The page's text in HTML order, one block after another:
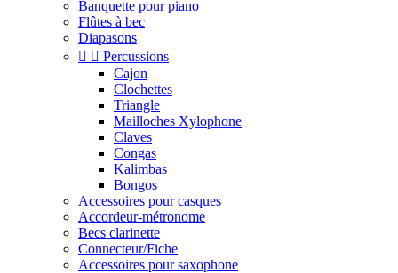
Banquette pour piano
Flûtes à bec
Diapasons
  Percussions
Cajon
Clochettes
Triangle
Mailloches Xylophone
Claves
Congas
Kalimbas
Bongos
Accessoires pour casques
Accordeur-métronome
Becs clarinette
Connecteur/Fiche
Accessoires pour saxophone